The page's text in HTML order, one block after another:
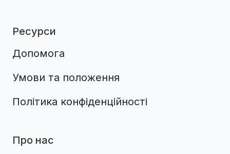
Ресурси
Допомога
Умови та положення
Політика конфіденційності
Про нас